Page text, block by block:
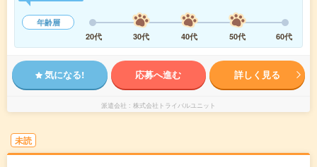
年齢層
20代
30代 40代 50代 60代
気になる! 応募へ進む 詳しく見る
派遣会社 株式会社トライバルユニット
未読